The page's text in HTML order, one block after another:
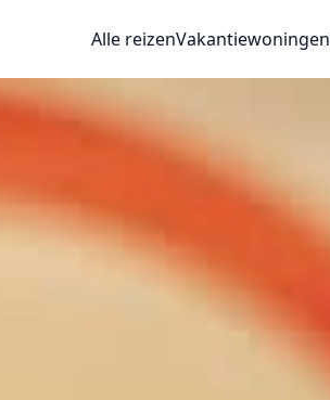
Alle reizenVakantiewoningen